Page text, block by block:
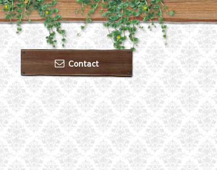
Contact